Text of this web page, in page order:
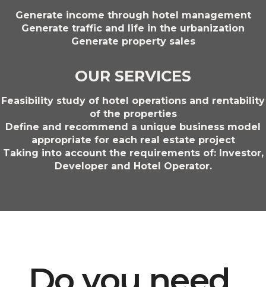
Generate income through hotel management
Generate traffic and life in the urbanization
Generate property sales
OUR SERVICES
Feasibility study of hotel operations and rentability
of the properties
Define and recommend a unique business model
appropriate for each real estate project
Taking into account the requirements of: Investor,
Developer and Hotel Operator.